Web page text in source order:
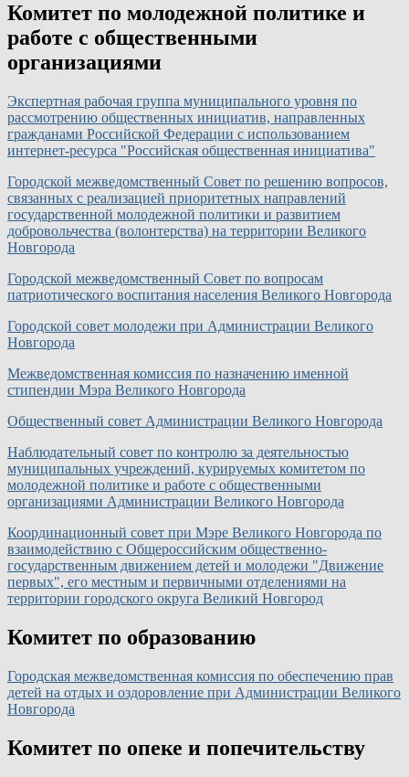
Комитет по молодежной политике и
работе с общественными
организациями
Экспертная рабочая группа муниципального уровня по
рассмотрению общественных инициатив, направленных
гражданами Российской Федерации с использованием
интернет-ресурса "Российская общественная инициатива"
Городской межведомственный Совет по решению вопросов,
связанных с реализацией приоритетных направлений
государственной молодежной политики и развитием
добровольчества (волонтерства) на территории Великого
Новгорода
Городской межведомственный Совет по вопросам
патриотического воспитания населения Великого Новгорода
Городской совет молодежи при Администрации Великого
Новгорода
Межведомственная комиссия по назначению именной
стипендии Мэра Великого Новгорода
Общественный совет Администрации Великого Новгорода
Наблюдательный совет по контролю за деятельностью
муниципальных учреждений, курируемых комитетом по
молодежной политике и работе с общественными
организациями Администрации Великого Новгорода
Координационный совет при Мэре Великого Новгорода по
взаимодействию с Общероссийским общественно-
государственным движением детей и молодежи "Движение
первых", его местным и первичными отделениями на
территории городского округа Великий Новгород
Комитет по образованию
Городская межведомственная комиссия по обеспечению прав
детей на отдых и оздоровление при Администрации Великого
Новгорода
Комитет по опеке и попечительству